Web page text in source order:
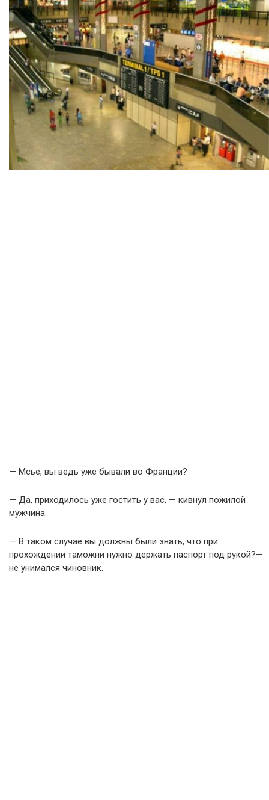
— Мсье, вы ведь уже бывали во Франции?
— Да, приходилось уже гостить у вас, — кивнул пожилой
мужчина.
— В таком случае вы должны были знать, что при
прохождении таможни нужно держать паспорт под рукой?—
не унимался чиновник.